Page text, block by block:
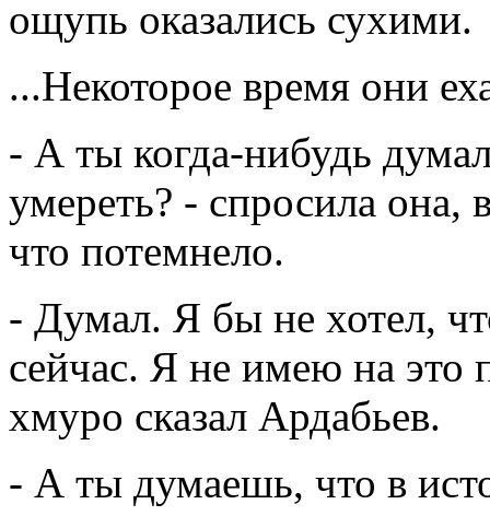
ощупь оказались сухими.
...Некоторое время они
- А ты когда-нибудь
умереть? - спросила
что потемнело.
- Думал. Я бы не хотел,
сейчас. Я не имею на это
хмуро сказал Ардабьев.
- А ты думаешь, что в